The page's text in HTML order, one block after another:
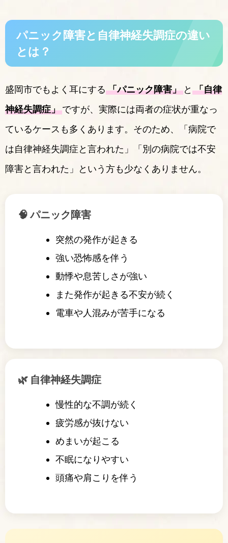
パニック障害と自律神経失調症の違い
とは？
盛岡市でもよく耳にする「パニック障害」と「自律
神経失調症」ですが、実際には両者の症状が重なっ
ているケースも多くあります。そのため、「病院で
は自律神経失調症と言われた」「別の病院では不安
障害と言われた」という方も少なくありません。
🧠 パニック障害
突然の発作が起きる
強い恐怖感を伴う
動悸や息苦しさが強い
また発作が起きる不安が続く
電車や人混みが苦手になる
🌿 自律神経失調症
慢性的な不調が続く
疲労感が抜けない
めまいが起こる
不眠になりやすい
頭痛や肩こりを伴う